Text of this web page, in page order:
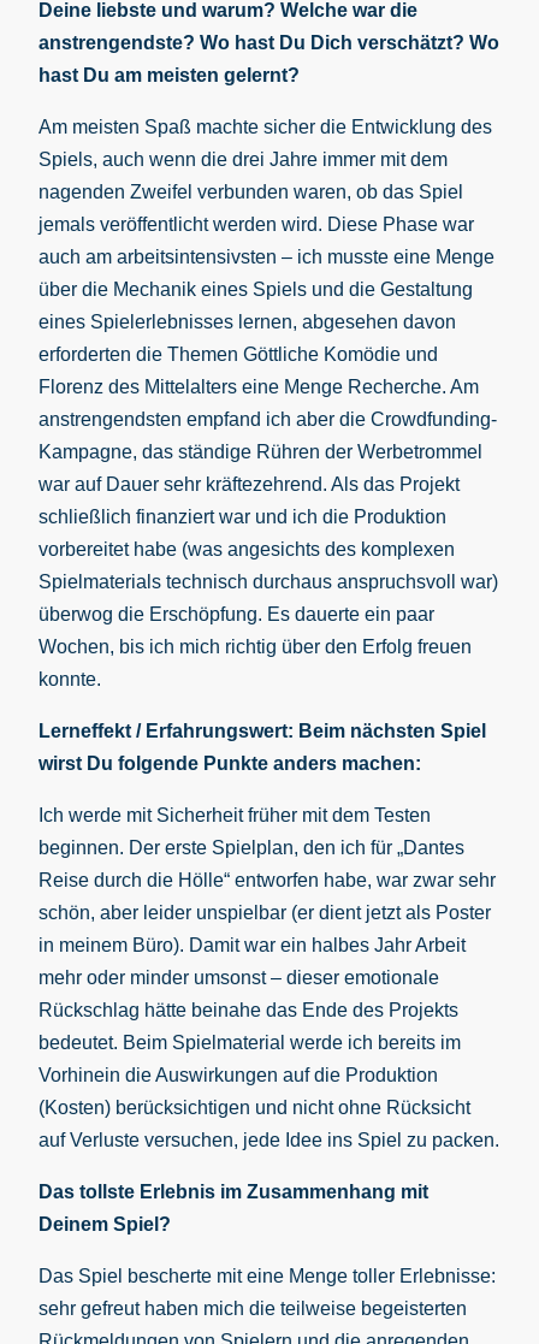
Deine liebste und warum? Welche war die
anstrengendste? Wo hast Du Dich verschätzt? Wo
hast Du am meisten gelernt?
Am meisten Spaß machte sicher die Entwicklung des
Spiels, auch wenn die drei Jahre immer mit dem
nagenden Zweifel verbunden waren, ob das Spiel
jemals veröffentlicht werden wird. Diese Phase war
auch am arbeitsintensivsten – ich musste eine Menge
über die Mechanik eines Spiels und die Gestaltung
eines Spielerlebnisses lernen, abgesehen davon
erforderten die Themen Göttliche Komödie und
Florenz des Mittelalters eine Menge Recherche. Am
anstrengendsten empfand ich aber die Crowdfunding-
Kampagne, das ständige Rühren der Werbetrommel
war auf Dauer sehr kräftezehrend. Als das Projekt
schließlich finanziert war und ich die Produktion
vorbereitet habe (was angesichts des komplexen
Spielmaterials technisch durchaus anspruchsvoll war)
überwog die Erschöpfung. Es dauerte ein paar
Wochen, bis ich mich richtig über den Erfolg freuen
konnte.
Lerneffekt / Erfahrungswert: Beim nächsten Spiel
wirst Du folgende Punkte anders machen:
Ich werde mit Sicherheit früher mit dem Testen
beginnen. Der erste Spielplan, den ich für „Dantes
Reise durch die Hölle“ entworfen habe, war zwar sehr
schön, aber leider unspielbar (er dient jetzt als Poster
in meinem Büro). Damit war ein halbes Jahr Arbeit
mehr oder minder umsonst – dieser emotionale
Rückschlag hätte beinahe das Ende des Projekts
bedeutet. Beim Spielmaterial werde ich bereits im
Vorhinein die Auswirkungen auf die Produktion
(Kosten) berücksichtigen und nicht ohne Rücksicht
auf Verluste versuchen, jede Idee ins Spiel zu packen.
Das tollste Erlebnis im Zusammenhang mit
Deinem Spiel?
Das Spiel bescherte mit eine Menge toller Erlebnisse:
sehr gefreut haben mich die teilweise begeisterten